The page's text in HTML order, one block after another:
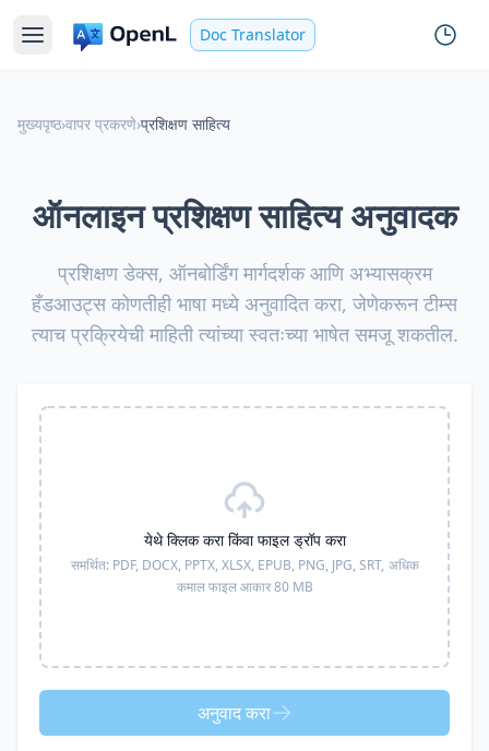
Doc Translator
मुख्यपृष्ठ›वापर प्रकरणे›प्रशिक्षण साहित्य
ऑनलाइन प्रशिक्षण साहित्य अनुवादक
प्रशिक्षण डेक्स, ऑनबोर्डिंग मार्गदर्शक आणि अभ्यासक्रम
हँडआउट्स कोणतीही भाषा मध्ये अनुवादित करा, जेणेकरून टीम्स
त्याच प्रक्रियेची माहिती त्यांच्या स्वतःच्या भाषेत समजू शकतील.
येथे क्लिक करा किंवा फाइल ड्रॉप करा
समर्थित: PDF, DOCX, PPTX, XLSX, EPUB, PNG, JPG, SRT, अधिक
कमाल फाइल आकार 80 MB
अनुवाद करा